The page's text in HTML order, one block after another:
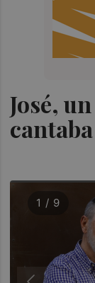
José,
1 / 9